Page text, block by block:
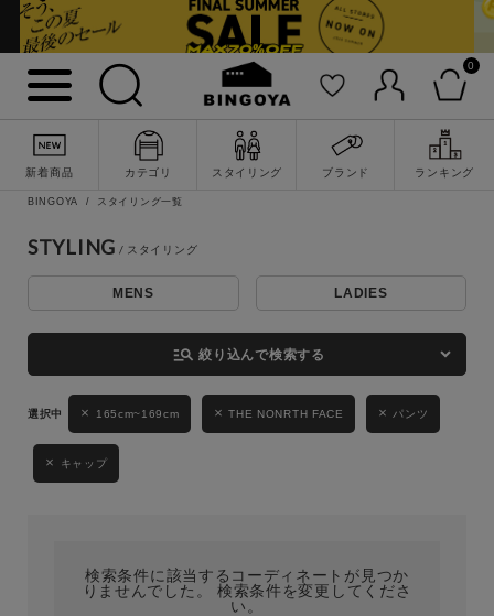
0
新着商品 カテゴリ スタイリング ブランド ランキング
詳細検索
キーワード
性別
MENS LADIES KIDS
BINGOYA スタイリング一覧
STYLING
MENS LADIES
manage_search 絞り込んで検索する
165cm~169cm THE NONRTH FACE パンツ
キャップ
検索条件に該当するコーディネートが見つか
りませんでした。 検索条件を変更してくださ
い。